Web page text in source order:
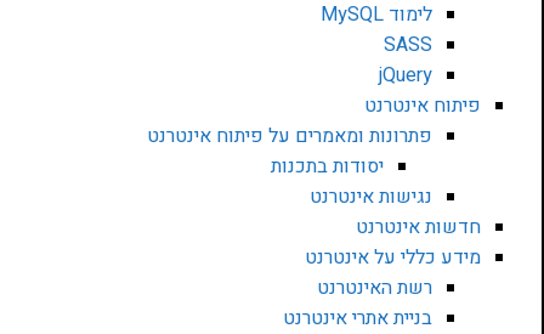
לימוד MySQL
SASS
jQuery
פיתוח אינטרנט
פתרונות ומאמרים על פיתוח אינטרנט
יסודות בתכנות
נגישות אינטרנט
חדשות אינטרנט
מידע כללי על אינטרנט
רשת האינטרנט
בניית אתרי אינטרנט